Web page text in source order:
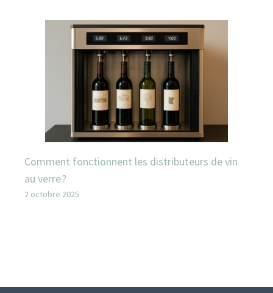
Comment fonctionnent les distributeurs de vin
au verre ?
2 octobre 2025